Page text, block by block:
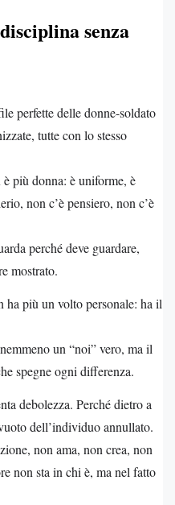
senza
perfette delle donne-soldato
tutte con lo stesso
più donna: è uniforme, è
non c’è pensiero, non c’è
perché deve guardare,
mostrato.
ha più un volto personale: ha il
un “noi” vero, ma il
spegne ogni differenza.
debolezza. Perché dietro a
dell’individuo annullato.
non ama, non crea, non
non sta in chi è, ma nel fatto